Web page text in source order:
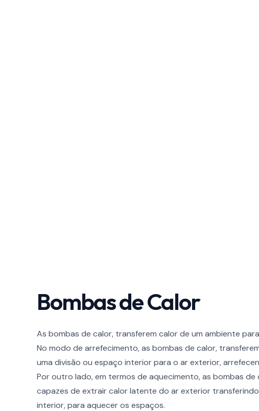
Bombas de Calor
As bombas de calor, transferem calor de um ambiente
No modo de arrefecimento, as bombas de calor,
uma divisão ou espaço interior para o ar exterior,
Por outro lado, em termos de aquecimento, as bombas de
capazes de extrair calor latente do ar exterior
interior, para aquecer os espaços.